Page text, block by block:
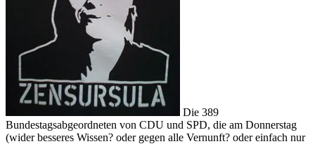
Die 389
Bundestagsabgeordneten von CDU und SPD, die am Donnerstag
(wider besseres Wissen? oder gegen alle Vernunft? oder einfach nur